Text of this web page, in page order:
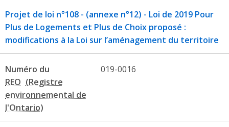
Projet de loi n°108 - (annexe n°12) - Loi de 2019 Pour
Plus de Logements et Plus de Choix proposé :
modifications à la Loi sur l’aménagement du territoire
Numéro du
REO
019-0016